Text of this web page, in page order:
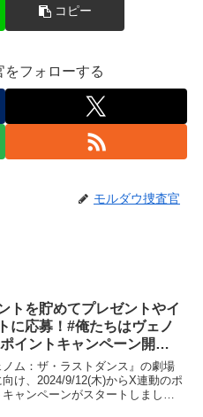
コピー
をフォローする
モルダウ捜査官
トを貯めてプレゼントやイ
に応募！#俺たちはヴェノ
イントキャンペーン開
ノム：ザ・ラストダンス』の劇場
け、2024/9/12(木)からX連動のポ
キャンペーンがスタートしまし